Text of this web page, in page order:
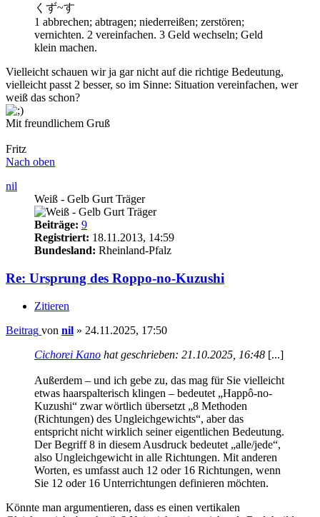
くず~す
1 abbrechen; abtragen; niederreißen; zerstören;
vernichten. 2 vereinfachen. 3 Geld wechseln; Geld
klein machen.
Vielleicht schauen wir ja gar nicht auf die richtige Bedeutung,
vielleicht passt 2 besser, so im Sinne: Situation vereinfachen, wer
weiß das schon?
Mit freundlichem Gruß
Fritz
Nach oben
nil
Weiß - Gelb Gurt Träger
Beiträge: 9
Registriert: 18.11.2013, 14:59
Bundesland: Rheinland-Pfalz
Re: Ursprung des Roppo-no-Kuzushi
Zitieren
Beitrag von nil » 24.11.2025, 17:50
Cichorei Kano hat geschrieben: 21.10.2025, 16:48 [...]
Außerdem – und ich gebe zu, das mag für Sie vielleicht
etwas haarspalterisch klingen – bedeutet „Happô-no-
Kuzushi“ zwar wörtlich übersetzt „8 Methoden
(Richtungen) des Ungleichgewichts“, aber das
entspricht nicht wirklich seiner eigentlichen Bedeutung.
Der Begriff 8 in diesem Ausdruck bedeutet „alle/jede“,
also Ungleichgewicht in alle Richtungen. Mit anderen
Worten, es umfasst auch 12 oder 16 Richtungen, wenn
Sie 12 oder 16 Unterrichtungen definieren möchten.
Könnte man argumentieren, dass es einen vertikalen